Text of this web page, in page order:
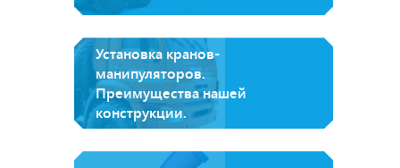
Установка кранов-
манипуляторов.
Преимущества нашей
конструкции.